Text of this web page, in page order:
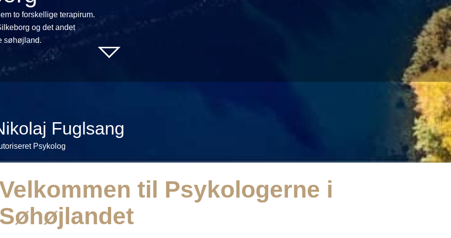
to forskellige terapirum.
og det andet
søhøjland.
Fuglsang
Psykolog
til Psykologerne i
Søhøjlandet